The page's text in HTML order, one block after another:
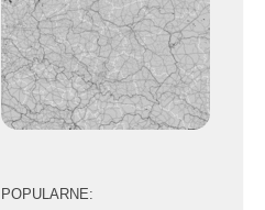
POPULARNE: